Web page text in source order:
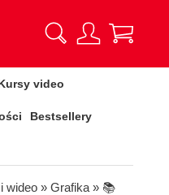
video
Bestsellery
wideo » Grafika » 📚